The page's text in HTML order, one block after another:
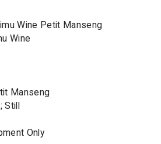
Wine Petit Manseng
Wine
Manseng
Only